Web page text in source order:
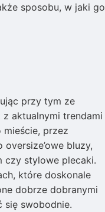
sposobu, w jaki go
przy tym ze
aktualnymi trendami
przez
bluzy,
czy stylowe plecaki.
które doskonale
dobrze dobranymi
się swobodnie.